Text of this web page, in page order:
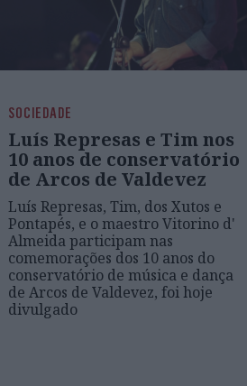
SOCIEDADE
Luís Represas e Tim nos
10 anos de conservatório
de Arcos de Valdevez
Luís Represas, Tim, dos Xutos e
Pontapés, e o maestro Vitorino d'
Almeida participam nas
comemorações dos 10 anos do
conservatório de música e dança
de Arcos de Valdevez, foi hoje
divulgado